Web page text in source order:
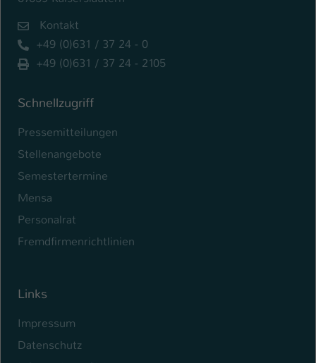
Kontakt
+49 (0)631 / 37 24 - 0
+49 (0)631 / 37 24 - 2105
Schnellzugriff
Pressemitteilungen
Stellenangebote
Semestertermine
Mensa
Personalrat
Fremdfirmenrichtlinien
Links
Impressum
Datenschutz